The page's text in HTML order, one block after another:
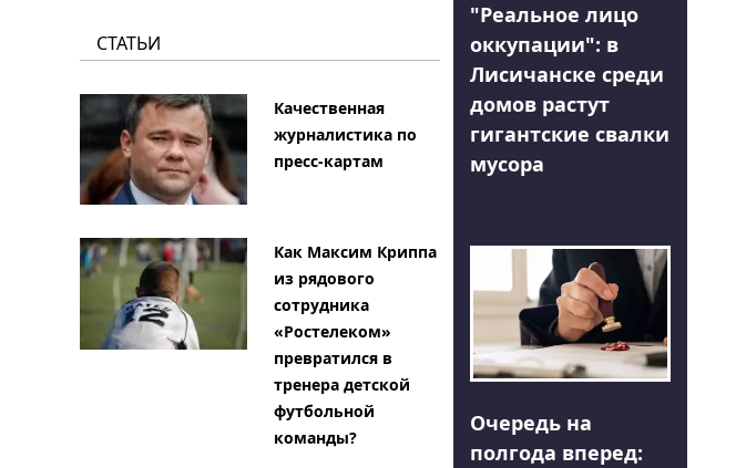
СТАТЬИ
Качественная
журналистика по
пресс-картам
Как Максим Криппа
из рядового
сотрудника
«Ростелеком»
превратился в
тренера детской
футбольной
команды?
"Реальное лицо
оккупации": в
Лисичанске среди
домов растут
гигантские свалки
мусора
Очередь на
полгода вперед: